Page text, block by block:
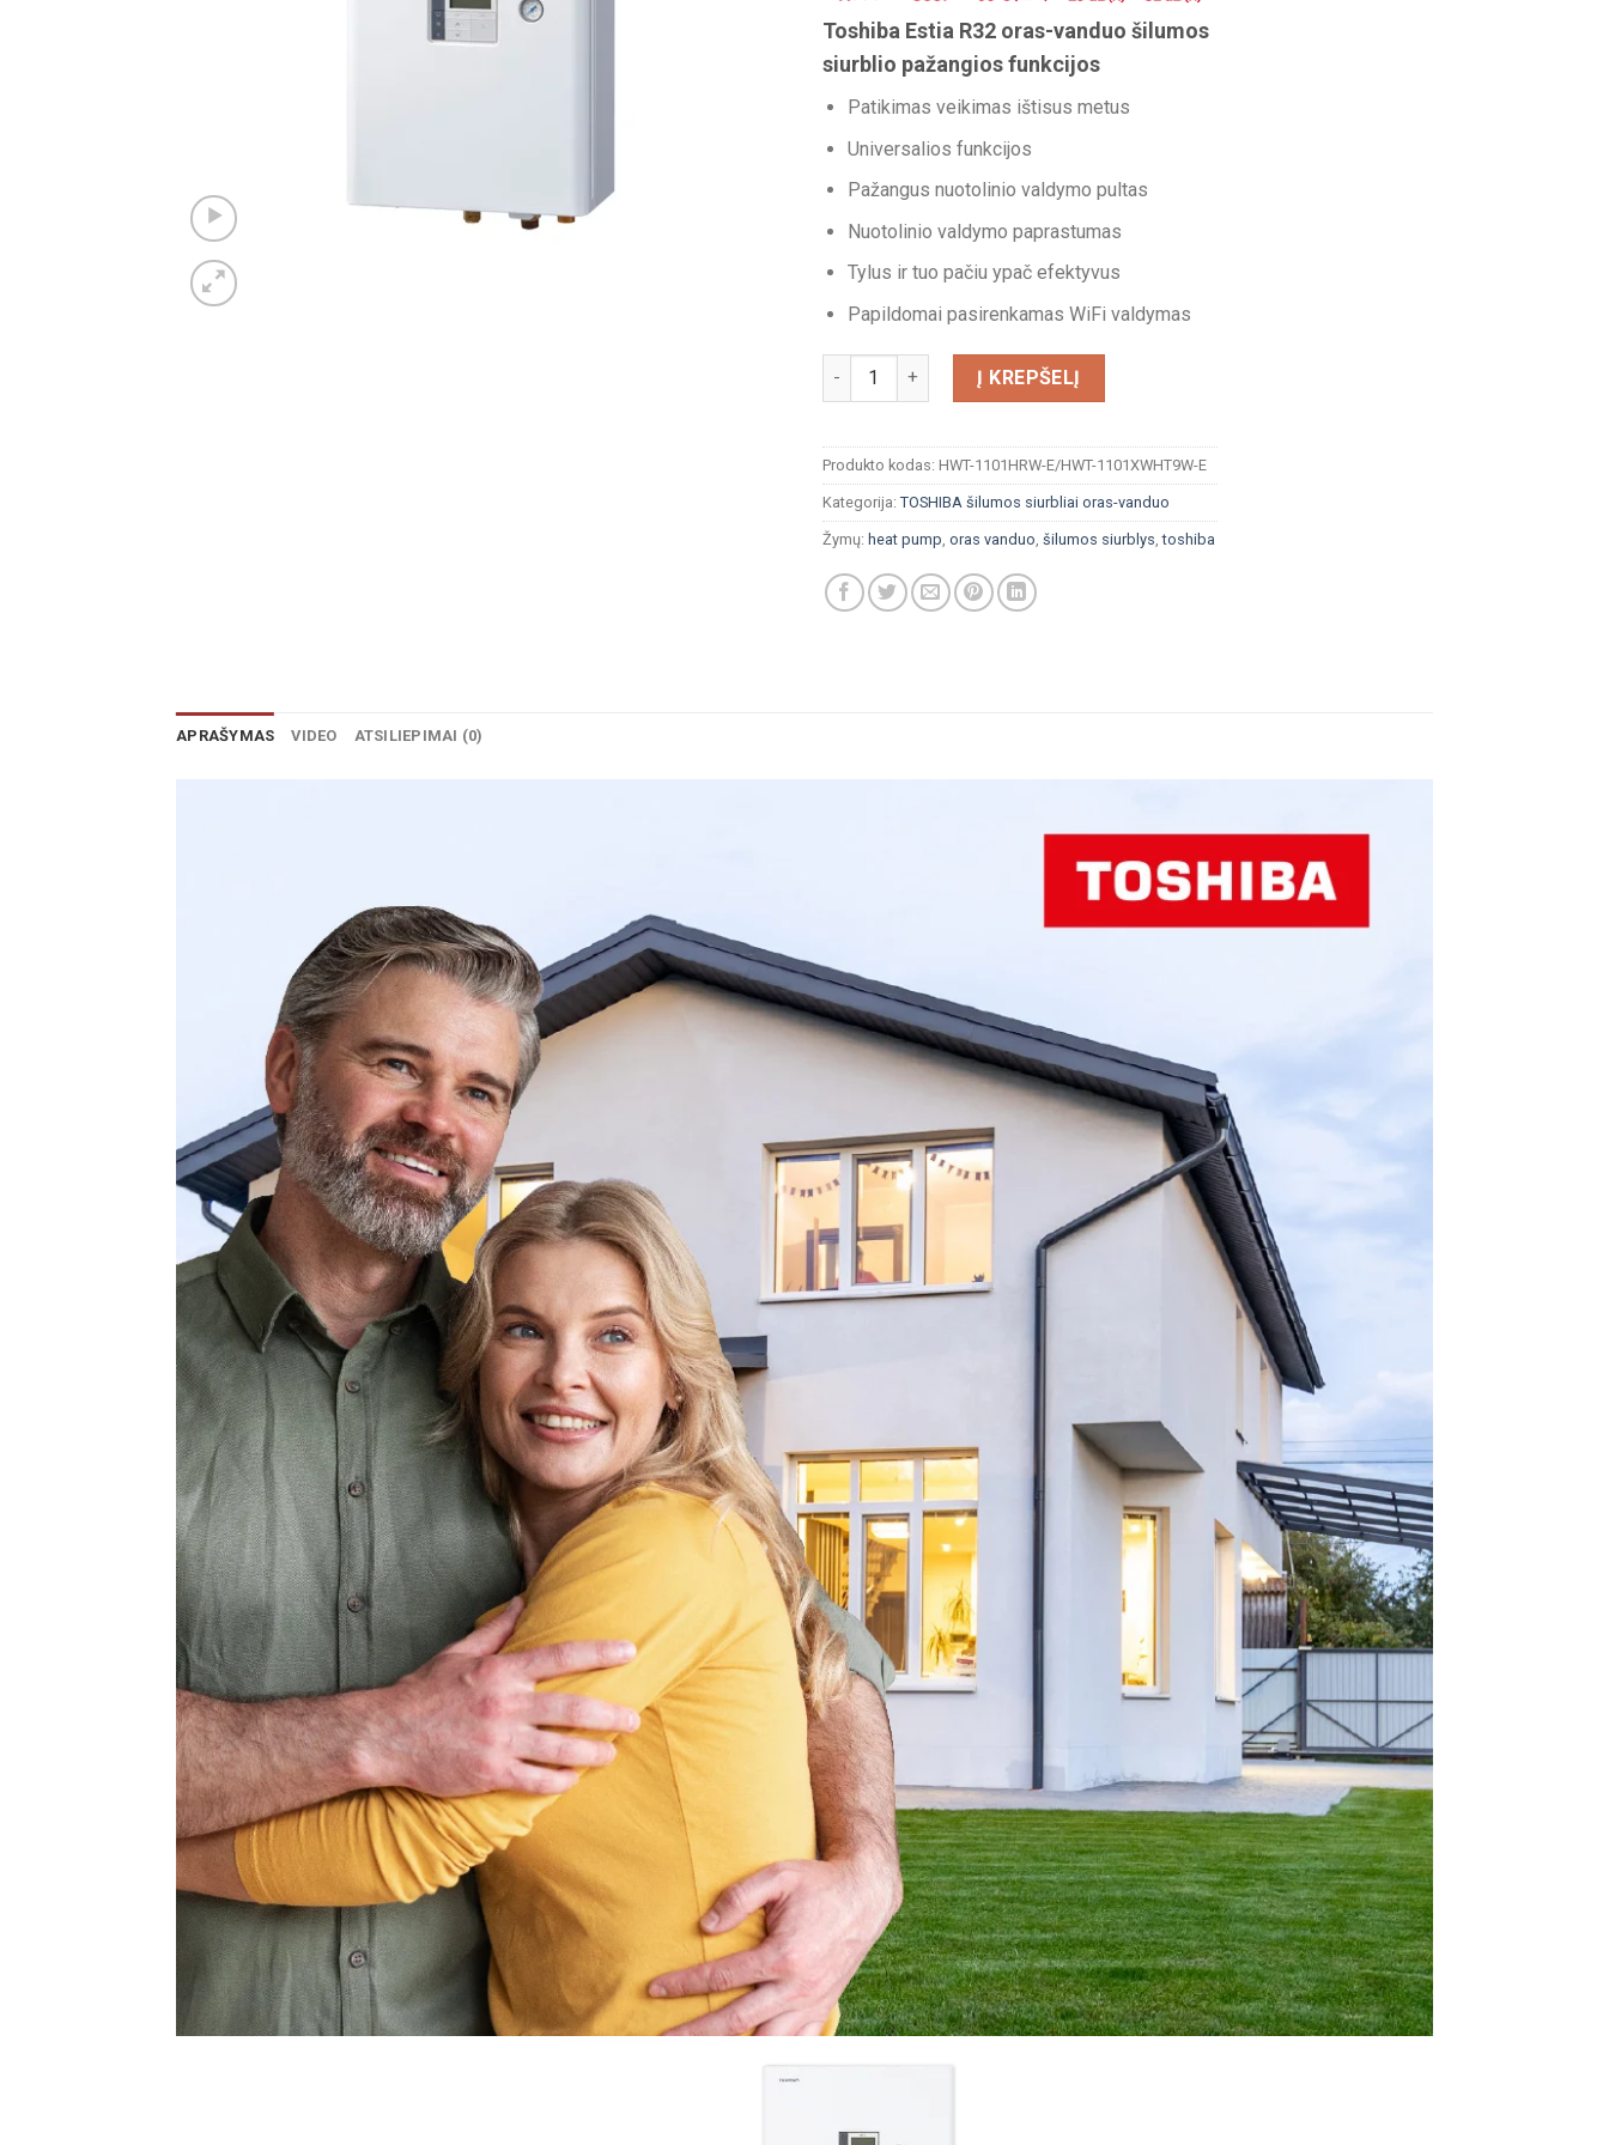
Toshiba Estia R32 oras-vanduo šilumos
siurblio pažangios funkcijos
Patikimas veikimas ištisus metus
Universalios funkcijos
Pažangus nuotolinio valdymo pultas
Nuotolinio valdymo paprastumas
Tylus ir tuo pačiu ypač efektyvus
Papildomai pasirenkamas WiFi valdymas
produkto kiekis: TOSHIBA ESTIA R32 11kW HYDROBOX
Į KREPŠELĮ
Produkto kodas: HWT-1101HRW-E/HWT-1101XWHT9W-E
Kategorija: TOSHIBA šilumos siurbliai oras-vanduo
Žymų: heat pump oras vanduo šilumos siurblys ,toshiba
APRAŠYMAS VIDEO ATSILIEPIMAI (0)